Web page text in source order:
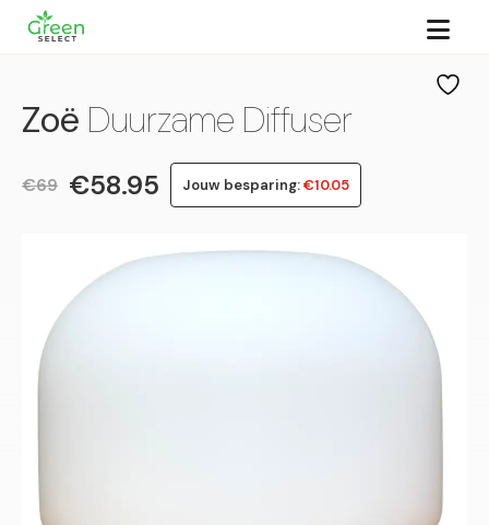
Zoë Duurzame Diffuser
€69 €58.95 Jouw besparing:€10.05